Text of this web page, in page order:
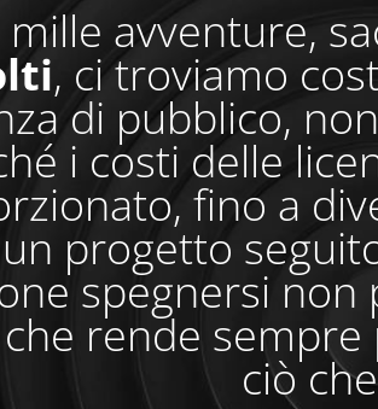
mille avventure,
, ci troviamo
di pubblico,
i costi delle
fino a
progetto
spegnersi non
rende
ciò